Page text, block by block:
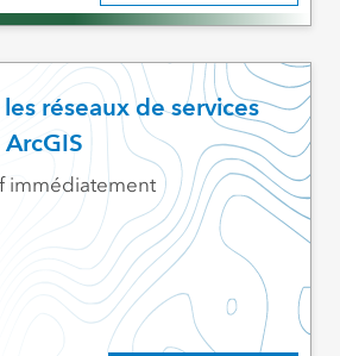
réseaux de services
immédiatement